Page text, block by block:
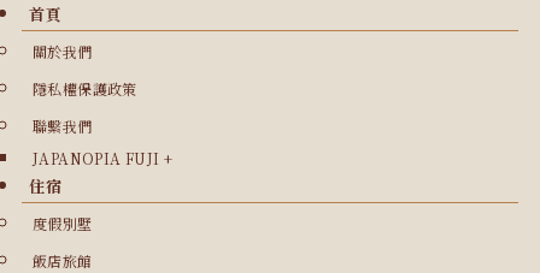
首頁
關於我們
隱私權保護政策
聯繫我們
JAPANOPIA FUJI +
住宿
度假別墅
飯店旅館